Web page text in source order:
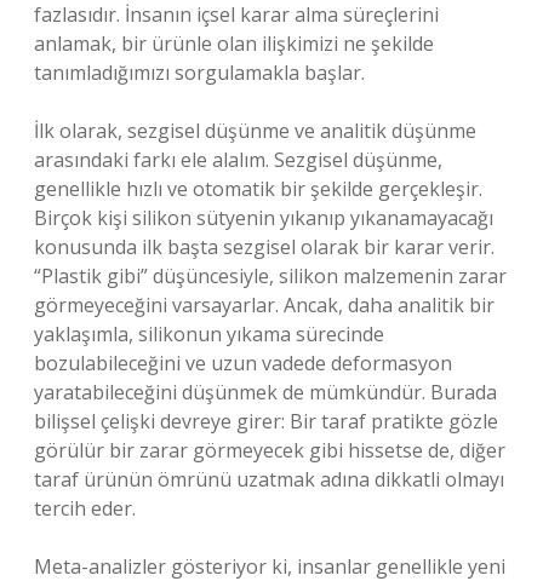
fazlasıdır. İnsanın içsel karar alma süreçlerini
anlamak, bir ürünle olan ilişkimizi ne şekilde
tanımladığımızı sorgulamakla başlar.
İlk olarak, sezgisel düşünme ve analitik düşünme
arasındaki farkı ele alalım. Sezgisel düşünme,
genellikle hızlı ve otomatik bir şekilde gerçekleşir.
Birçok kişi silikon sütyenin yıkanıp yıkanamayacağı
konusunda ilk başta sezgisel olarak bir karar verir.
“Plastik gibi” düşüncesiyle, silikon malzemenin zarar
görmeyeceğini varsayarlar. Ancak, daha analitik bir
yaklaşımla, silikonun yıkama sürecinde
bozulabileceğini ve uzun vadede deformasyon
yaratabileceğini düşünmek de mümkündür. Burada
bilişsel çelişki devreye girer: Bir taraf pratikte gözle
görülür bir zarar görmeyecek gibi hissetse de, diğer
taraf ürünün ömrünü uzatmak adına dikkatli olmayı
tercih eder.
Meta-analizler gösteriyor ki, insanlar genellikle yeni